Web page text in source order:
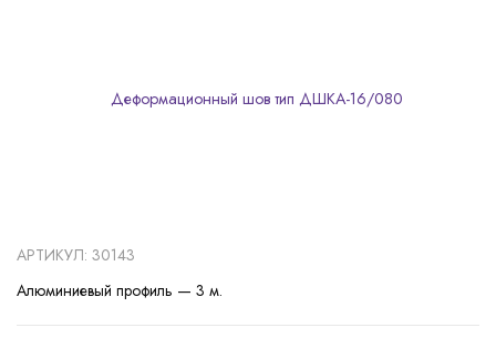
АРТИКУЛ: 30143
Алюминиевый профиль — 3 м.